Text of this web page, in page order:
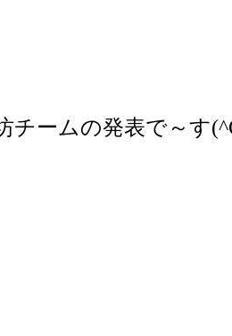
チームの発表で～す